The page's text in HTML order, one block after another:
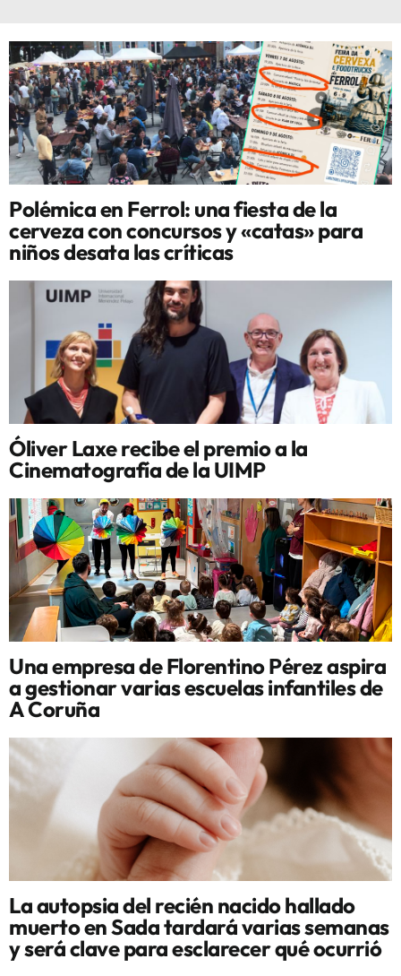
Polémica en Ferrol: una fiesta de la
cerveza con concursos y «catas» para
niños desata las críticas
Óliver Laxe recibe el premio a la
Cinematografía de la UIMP
Una empresa de Florentino Pérez aspira
a gestionar varias escuelas infantiles de
A Coruña
La autopsia del recién nacido hallado
muerto en Sada tardará varias semanas
y será clave para esclarecer qué ocurrió